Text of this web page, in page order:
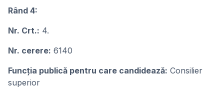
Rând 4:
Nr. Crt.: 4.
Nr. cerere: 6140
Funcţia publicǎ pentru care candideazǎ: Consilier
superior